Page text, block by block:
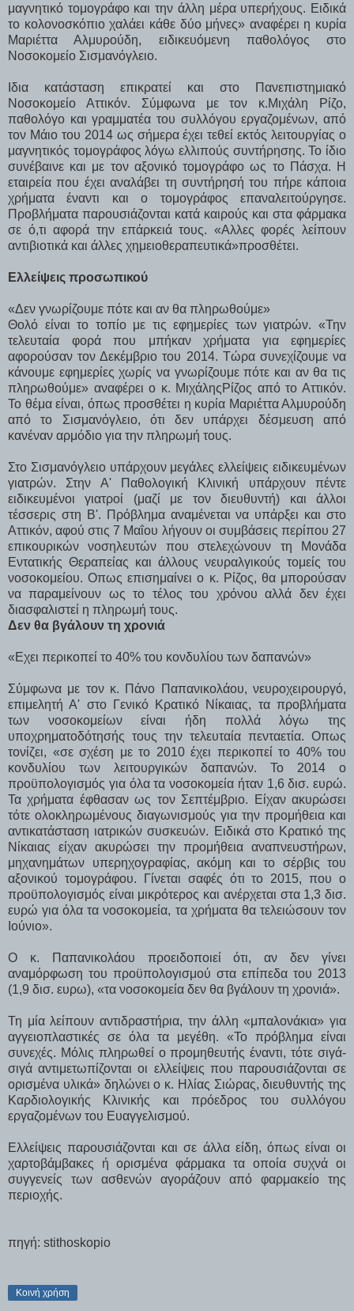
μαγνητικό τομογράφο και την άλλη μέρα υπερήχους. Ειδικά
το κολονοσκόπιο χαλάει κάθε δύο μήνες» αναφέρει η κυρία
Μαριέττα Αλμυρούδη, ειδικευόμενη παθολόγος στο
Νοσοκομείο Σισμανόγλειο.
Ιδια κατάσταση επικρατεί και στο Πανεπιστημιακό
Νοσοκομείο Αττικόν. Σύμφωνα με τον κ.Μιχάλη Ρίζο,
παθολόγο και γραμματέα του συλλόγου εργαζομένων, από
τον Μάιο του 2014 ως σήμερα έχει τεθεί εκτός λειτουργίας ο
μαγνητικός τομογράφος λόγω ελλιπούς συντήρησης. Το ίδιο
συνέβαινε και με τον αξονικό τομογράφο ως το Πάσχα. Η
εταιρεία που έχει αναλάβει τη συντήρησή του πήρε κάποια
χρήματα έναντι και ο τομογράφος επαναλειτούργησε.
Προβλήματα παρουσιάζονται κατά καιρούς και στα φάρμακα
σε ό,τι αφορά την επάρκειά τους. «Αλλες φορές λείπουν
αντιβιοτικά και άλλες χημειοθεραπευτικά»προσθέτει.
Ελλείψεις προσωπικού
«Δεν γνωρίζουμε πότε και αν θα πληρωθούμε»
Θολό είναι το τοπίο με τις εφημερίες των γιατρών. «Την
τελευταία φορά που μπήκαν χρήματα για εφημερίες
αφορούσαν τον Δεκέμβριο του 2014. Τώρα συνεχίζουμε να
κάνουμε εφημερίες χωρίς να γνωρίζουμε πότε και αν θα τις
πληρωθούμε» αναφέρει ο κ. ΜιχάληςΡίζος από το Αττικόν.
Το θέμα είναι, όπως προσθέτει η κυρία Μαριέττα Αλμυρούδη
από το Σισμανόγλειο, ότι δεν υπάρχει δέσμευση από
κανέναν αρμόδιο για την πληρωμή τους.
Στο Σισμανόγλειο υπάρχουν μεγάλες ελλείψεις ειδικευμένων
γιατρών. Στην Α' Παθολογική Κλινική υπάρχουν πέντε
ειδικευμένοι γιατροί (μαζί με τον διευθυντή) και άλλοι
τέσσερις στη Β'. Πρόβλημα αναμένεται να υπάρξει και στο
Αττικόν, αφού στις 7 Μαΐου λήγουν οι συμβάσεις περίπου 27
επικουρικών νοσηλευτών που στελεχώνουν τη Μονάδα
Εντατικής Θεραπείας και άλλους νευραλγικούς τομείς του
νοσοκομείου. Οπως επισημαίνει ο κ. Ρίζος, θα μπορούσαν
να παραμείνουν ως το τέλος του χρόνου αλλά δεν έχει
διασφαλιστεί η πληρωμή τους.
Δεν θα βγάλουν τη χρονιά
«Εχει περικοπεί το 40% του κονδυλίου των δαπανών»
Σύμφωνα με τον κ. Πάνο Παπανικολάου, νευροχειρουργό,
επιμελητή Α' στο Γενικό Κρατικό Νίκαιας, τα προβλήματα
των νοσοκομείων είναι ήδη πολλά λόγω της
υποχρηματοδότησής τους την τελευταία πενταετία. Οπως
τονίζει, «σε σχέση με το 2010 έχει περικοπεί το 40% του
κονδυλίου των λειτουργικών δαπανών. Το 2014 ο
προϋπολογισμός για όλα τα νοσοκομεία ήταν 1,6 δισ. ευρώ.
Τα χρήματα έφθασαν ως τον Σεπτέμβριο. Είχαν ακυρώσει
τότε ολοκληρωμένους διαγωνισμούς για την προμήθεια και
αντικατάσταση ιατρικών συσκευών. Ειδικά στο Κρατικό της
Νίκαιας είχαν ακυρώσει την προμήθεια αναπνευστήρων,
μηχανημάτων υπερηχογραφίας, ακόμη και το σέρβις του
αξονικού τομογράφου. Γίνεται σαφές ότι το 2015, που ο
προϋπολογισμός είναι μικρότερος και ανέρχεται στα 1,3 δισ.
ευρώ για όλα τα νοσοκομεία, τα χρήματα θα τελειώσουν τον
Ιούνιο».
Ο κ. Παπανικολάου προειδοποιεί ότι, αν δεν γίνει
αναμόρφωση του προϋπολογισμού στα επίπεδα του 2013
(1,9 δισ. ευρω), «τα νοσοκομεία δεν θα βγάλουν τη χρονιά».
Τη μία λείπουν αντιδραστήρια, την άλλη «μπαλονάκια» για
αγγειοπλαστικές σε όλα τα μεγέθη. «Το πρόβλημα είναι
συνεχές. Μόλις πληρωθεί ο προμηθευτής έναντι, τότε σιγά-
σιγά αντιμετωπίζονται οι ελλείψεις που παρουσιάζονται σε
ορισμένα υλικά» δηλώνει ο κ. Ηλίας Σιώρας, διευθυντής της
Καρδιολογικής Κλινικής και πρόεδρος του συλλόγου
εργαζομένων του Ευαγγελισμού.
Ελλείψεις παρουσιάζονται και σε άλλα είδη, όπως είναι οι
χαρτοβάμβακες ή ορισμένα φάρμακα τα οποία συχνά οι
συγγενείς των ασθενών αγοράζουν από φαρμακείο της
περιοχής.
πηγή: stithoskopio
Κοινή χρήση